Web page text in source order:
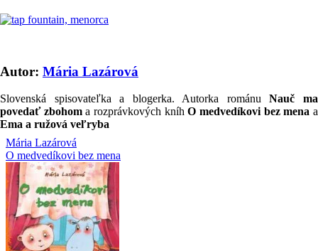
Autor: Mária Lazárová
Slovenská spisovateľka a blogerka. Autorka románuNauč ma
povedať zbohoma rozprávkových kníhO medvedíkovi bez mena a
Ema a ružová veľryba